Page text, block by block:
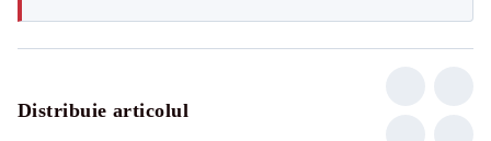
Distribuie articolul